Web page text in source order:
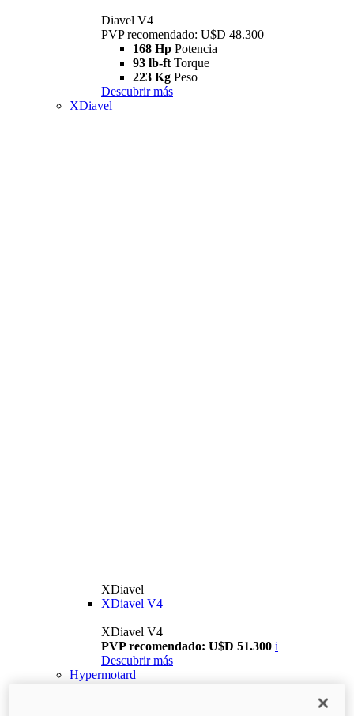
Diavel V4
PVP recomendado: U$D 48.300
168 Hp Potencia
93 lb-ft Torque
223 Kg Peso
Descubrir más
XDiavel
XDiavel
XDiavel V4
XDiavel V4
PVP recomendado: U$D 51.300 i
Descubrir más
Hypermotard